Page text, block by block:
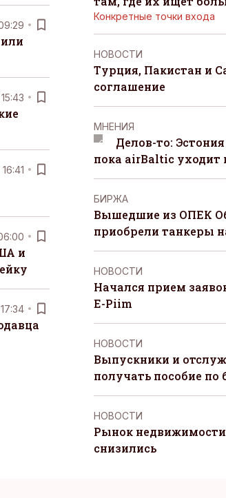
и
Конкретные точки входа
НОВОСТИ
Турция, Пакистан и
соглашение
MНЕНИЯ
Делов-то:
пока airBaltic уходит
БИРЖА
Вышедшие из ОПЕК
приобрели танкеры
НОВОСТИ
Начался прием
E-Piim
НОВОСТИ
Выпускники и
получать пособие по
НОВОСТИ
Рынок
снизились